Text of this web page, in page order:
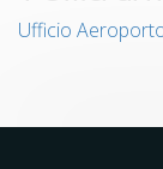
Ufficio